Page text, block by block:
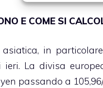
E COME SI
in
ieri. La divisa
passando a